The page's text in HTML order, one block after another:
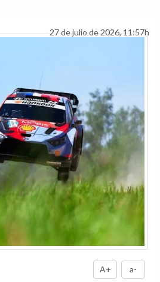
27 de julio de 2026, 11:57h
A+ a-